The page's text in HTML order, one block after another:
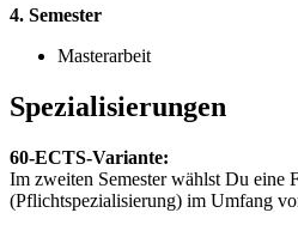
4. Semester
Masterarbeit
Spezialisierungen
60-ECTS-Variante:
Im zweiten Semester wählst Du eine
(Pflichtspezialisierung) im Umfang